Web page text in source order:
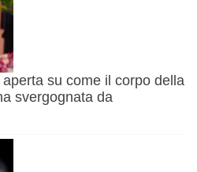
su come il corpo della
svergognata da